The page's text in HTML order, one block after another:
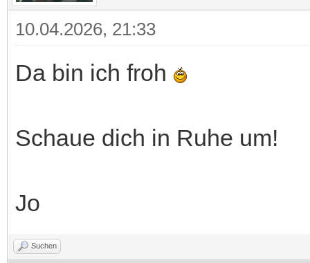
10.04.2026, 21:33
Da bin ich froh
Schaue dich in Ruhe um!
Jo
Suchen